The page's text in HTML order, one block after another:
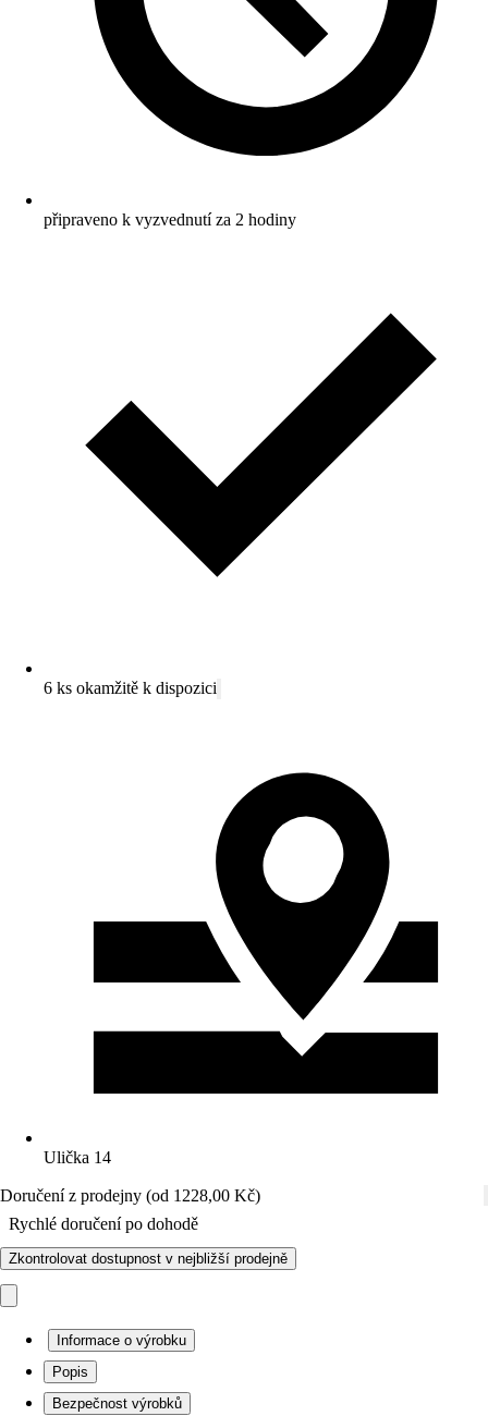
připraveno k vyzvednutí za 2 hodiny
6 ks okamžitě k dispozici
Ulička 14
Doručení z prodejny (od 1228,00 Kč)
Rychlé doručení po dohodě
Zkontrolovat dostupnost v nejbližší prodejně
Informace o výrobku
Popis
Bezpečnost výrobků